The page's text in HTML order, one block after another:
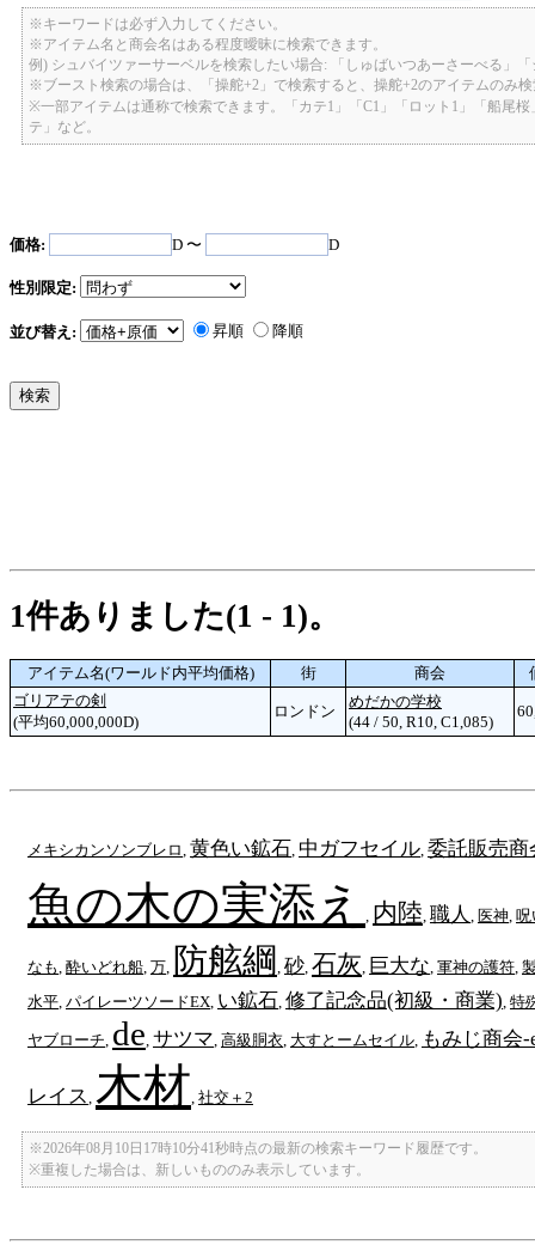
※キーワードは必ず入力してください。
※アイテム名と商会名はある程度曖昧に検索できます。
例) シュバイツァーサーベルを検索したい場合: 「しゅばいつあーさーべる」
※ブースト検索の場合は、「操舵+2」で検索すると、操舵+2のアイテムのみ
※一部アイテムは通称で検索できます。「カテ1」「C1」「ロット1」「船尾
テ」など。
価格: D 〜 D
性別限定:
並び替え: 昇順 降順
1件ありました(1 - 1)。
アイテム名(ワールド内平均価格) 街 商会
ゴリアテの剣
(平均60,000,000D)
ロンドン
めだかの学校
(44 / 50, R10, C1,085)
メキシカンソンブレロ 黄色い鉱石 中ガフセイル 委託販売商
魚の木の実添え 内陸 職人 医神 呪
なも 酔いどれ船 万 防舷綱 砂 石灰 巨大な 軍神の護符
水平 パイレーツソードEX い鉱石 修了記念品(初級・商業) 特
ヤブローチ de サツマ 高級胴衣 大すとームセイル もみじ商会-
レイス 木材 社交＋2
※2026年08月10日17時10分41秒時点の最新の検索キーワード履歴です。
※重複した場合は、新しいもののみ表示しています。